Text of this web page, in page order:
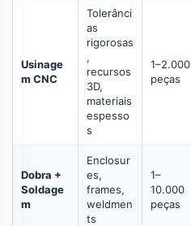
Usinage
m CNC
Tolerânci
as
rigorosas
,
recursos
3D,
materiais
espesso
s
1–2.000
peças
Dobra +
Soldage
m
Enclosur
es,
frames,
weldmen
ts
1–
10.000
peças